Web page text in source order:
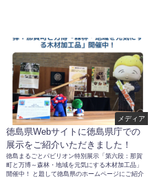
メディア
徳島県Webサイトに徳島県庁での
展示をご紹介いただきました！
徳島まるごとパビリオン特別展示「第六段：那賀
町と万博～森林・地域を元気にする木材加工品」
開催中！ と題して徳島県のホームページにご紹介